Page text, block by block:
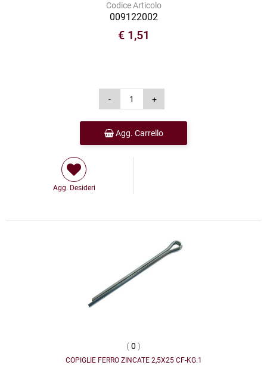
Codice Articolo
009122002
€ 1,51
Agg. Carrello
Agg. Desideri
(0 )
COPIGLIE FERRO ZINCATE 2,5X25 CF-KG.1